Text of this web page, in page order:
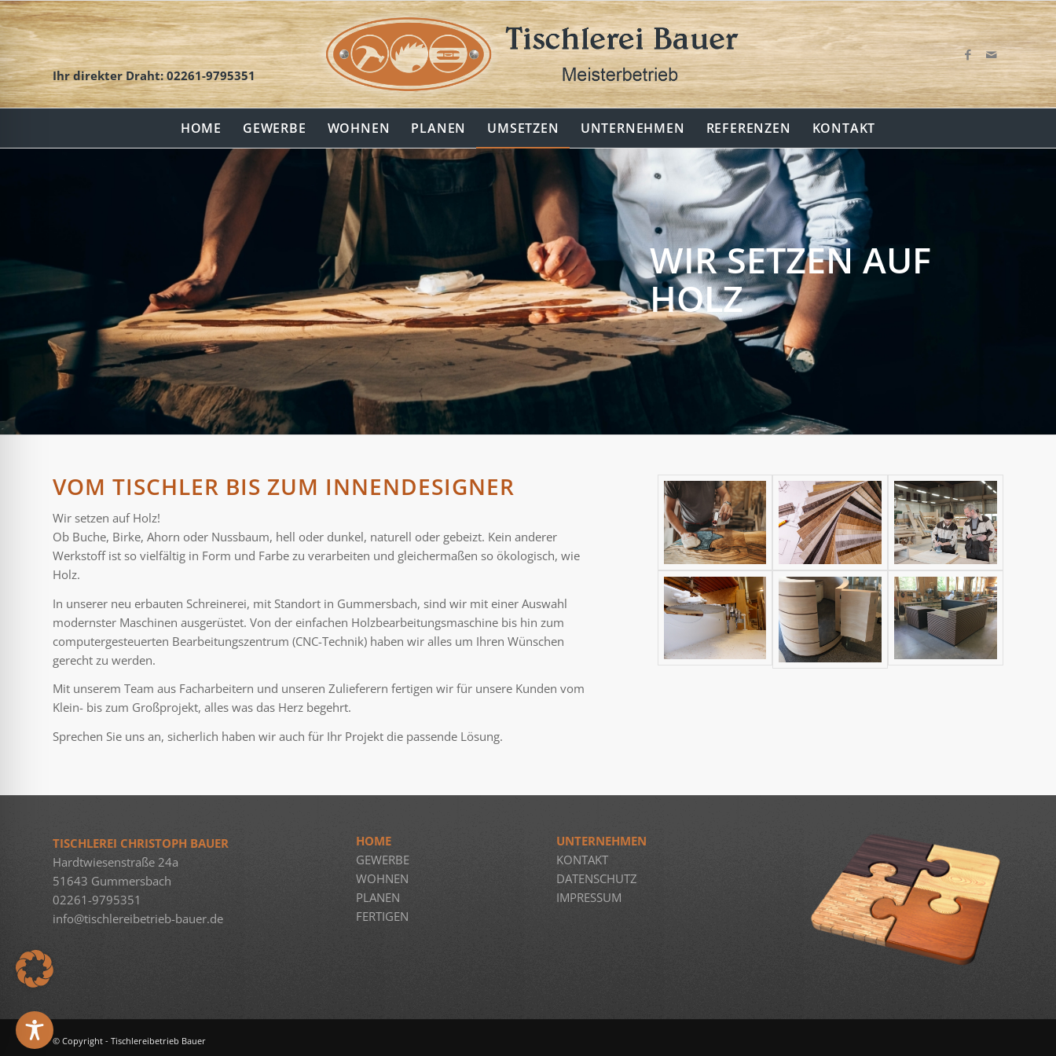
Ihr direkter Draht:02261-9795351
HOME GEWERBE WOHNEN PLANEN UMSETZEN UNTERNEHMEN REFERENZEN KONTAKT
WIR SETZEN AUF
HOLZ
VOM TISCHLER BIS ZUM INNENDESIGNER
Wir setzen auf Holz!
Ob Buche, Birke, Ahorn oder Nussbaum, hell oder dunkel, naturell oder gebeizt. Kein anderer
Werkstoff ist so vielfältig in Form und Farbe zu verarbeiten und gleichermaßen so ökologisch, wie
Holz.
In unserer neu erbauten Schreinerei, mit Standort in Gummersbach, sind wir mit einer Auswahl
modernster Maschinen ausgerüstet. Von der einfachen Holzbearbeitungsmaschine bis hin zum
computergesteuerten Bearbeitungszentrum (CNC-Technik) haben wir alles um Ihren Wünschen
gerecht zu werden.
Mit unserem Team aus Facharbeitern und unseren Zulieferern fertigen wir für unsere Kunden vom
Klein- bis zum Großprojekt, alles was das Herz begehrt.
Sprechen Sie uns an, sicherlich haben wir auch für Ihr Projekt die passende Lösung.
TISCHLEREI CHRISTOPH BAUER
Hardtwiesenstraße 24a
51643 Gummersbach
02261-9795351
info@tischlereibetrieb-bauer.de
HOME
GEWERBE
WOHNEN
PLANEN
FERTIGEN
UNTERNEHMEN
KONTAKT
DATENSCHUTZ
IMPRESSUM
© Copyright - Tischlereibetrieb Bauer
Anfallsicherheit
sicherer Modus